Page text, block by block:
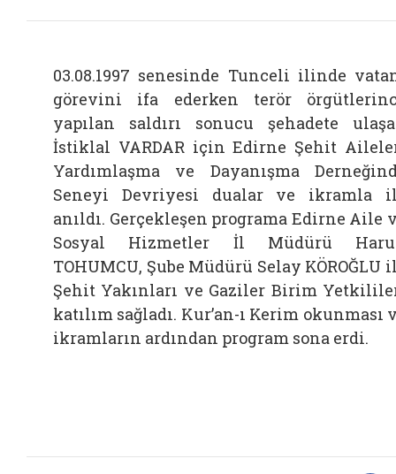
03.08.1997 senesinde Tunceli ilinde
görevini ifa ederken terör
yapılan saldırı sonucu şehadete
İstiklal VARDAR için Edirne Şehit
Yardımlaşma ve Dayanışma
Seneyi Devriyesi dualar ve ikramla
anıldı. Gerçekleşen programa Edirne Aile
Sosyal Hizmetler İl Müdürü
TOHUMCU, Şube Müdürü Selay KÖROĞLU
Şehit Yakınları ve Gaziler Birim
katılım sağladı. Kur’an-ı Kerim okunması
ikramların ardından program sona erdi.